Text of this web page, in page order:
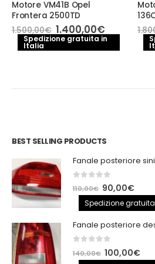
Motore VM41B Opel
Frontera 2500TD
1.500,00€ Il
prezzo
originale
1.400,00€Il
prezzo
attuale
Spedizione gratuita in
Italia
BEST SELLING PRODUCTS
Fanale posteriore
out of 5
110,00€ Il
prezzo
originale
era:
110,00€.
90,00€Il
prezzo
è:
Spedizione
out of 5
140,00€ Il100,00€Il